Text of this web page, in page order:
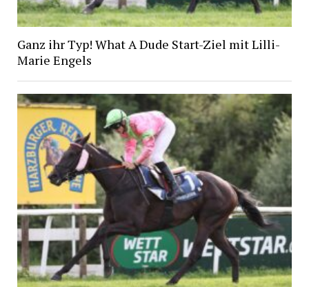
Ganz ihr Typ! What A Dude Start-Ziel mit Lilli-
Marie Engels